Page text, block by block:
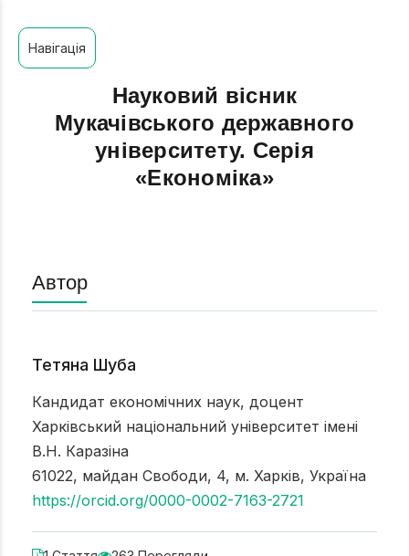
Навігація
Науковий вісник
Мукачівського державного
університету. Серія
«Економіка»
Автор
Тетяна Шуба
Кандидат економічних наук, доцент
Харківський національний університет імені
В.Н. Каразіна
61022, майдан Свободи, 4, м. Харків, Україна
https://orcid.org/0000-0002-7163-2721